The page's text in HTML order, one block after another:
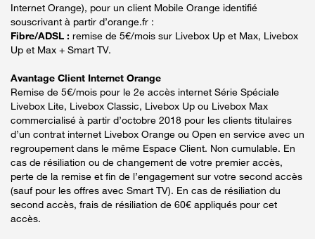
Internet Orange), pour un client Mobile Orange identifié
souscrivant à partir d’orange.fr :
Fibre/ADSL : remise de 5€/mois sur Livebox Up et Max, Livebox
Up et Max + Smart TV.
Avantage Client Internet Orange
Remise de 5€/mois pour le 2e accès internet Série Spéciale
Livebox Lite, Livebox Classic, Livebox Up ou Livebox Max
commercialisé à partir d’octobre 2018 pour les clients titulaires
d’un contrat internet Livebox Orange ou Open en service avec un
regroupement dans le même Espace Client. Non cumulable. En
cas de résiliation ou de changement de votre premier accès,
perte de la remise et fin de l’engagement sur votre second accès
(sauf pour les offres avec Smart TV). En cas de résiliation du
second accès, frais de résiliation de 60€ appliqués pour cet
accès.